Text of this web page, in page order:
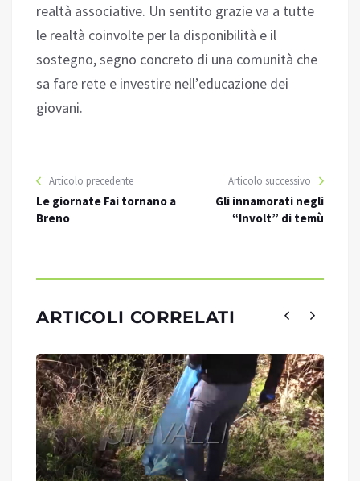
realtà associative. Un sentito grazie va a tutte
le realtà coinvolte per la disponibilità e il
sostegno, segno concreto di una comunità che
sa fare rete e investire nell’educazione dei
giovani.
Articolo precedente
Le giornate Fai tornano a
Breno
Articolo successivo
Gli innamorati negli
“Involt” di temù
ARTICOLI CORRELATI